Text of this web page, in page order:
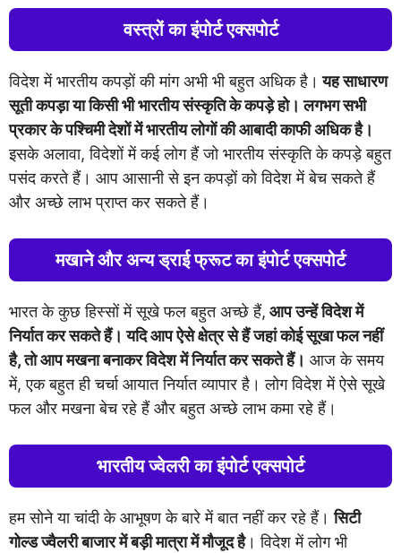
वस्त्रों का इंपोर्ट एक्सपोर्ट
विदेश में भारतीय कपड़ों की मांग अभी भी बहुत अधिक है। यह साधारण
सूती कपड़ा या किसी भी भारतीय संस्कृति के कपड़े हो। लगभग सभी
प्रकार के पश्चिमी देशों में भारतीय लोगों की आबादी काफी अधिक है।
इसके अलावा, विदेशों में कई लोग हैं जो भारतीय संस्कृति के कपड़े बहुत
पसंद करते हैं। आप आसानी से इन कपड़ों को विदेश में बेच सकते हैं
और अच्छे लाभ प्राप्त कर सकते हैं।
मखाने और अन्य ड्राई फ्रूट का इंपोर्ट एक्सपोर्ट
भारत के कुछ हिस्सों में सूखे फल बहुत अच्छे हैं, आप उन्हें विदेश में
निर्यात कर सकते हैं। यदि आप ऐसे क्षेत्र से हैं जहां कोई सूखा फल नहीं
है, तो आप मखना बनाकर विदेश में निर्यात कर सकते हैं। आज के समय
में, एक बहुत ही चर्चा आयात निर्यात व्यापार है। लोग विदेश में ऐसे सूखे
फल और मखना बेच रहे हैं और बहुत अच्छे लाभ कमा रहे हैं।
भारतीय ज्वेलरी का इंपोर्ट एक्सपोर्ट
हम सोने या चांदी के आभूषण के बारे में बात नहीं कर रहे हैं।सिटी
गोल्ड ज्वैलरी बाजार में बड़ी मात्रा में मौजूद है। विदेश में लोग भी